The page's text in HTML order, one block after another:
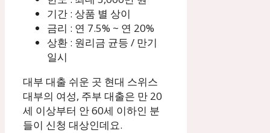
기간 : 상품 별 상이
금리 : 연 7.5% ~ 연 20%
상환 : 원리금 균등 / 만기
일시
대부 대출 쉬운 곳 현대 스위스
대부의 여성, 주부 대출은 만 20
세 이상부터 안 60세 이하인 분
들이 신청 대상인데요.